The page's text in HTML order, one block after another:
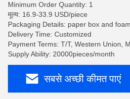
Minimum Order Quantity: 1
मूल्य: 16.9-33.9 USD/piece
Packaging Details: paper box and
Delivery Time: Customized
Payment Terms: T/T, Western Union,
Supply Ability: 20000pieces/month
सबसे अच्छी कीमत पाएं